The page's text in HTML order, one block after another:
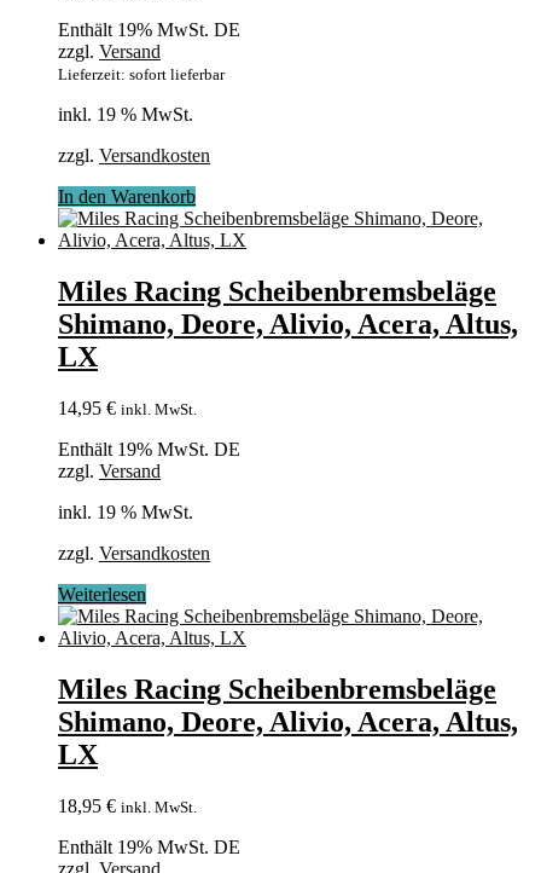
Enthält 19% MwSt. DE
zzgl. Versand
Lieferzeit: sofort lieferbar
inkl. 19 % MwSt.
zzgl. Versandkosten
In den Warenkorb
Miles Racing Scheibenbremsbeläge
Shimano, Deore, Alivio, Acera, Altus,
LX
14,95 € inkl. MwSt.
Enthält 19% MwSt. DE
zzgl. Versand
inkl. 19 % MwSt.
zzgl. Versandkosten
Weiterlesen
Miles Racing Scheibenbremsbeläge
Shimano, Deore, Alivio, Acera, Altus,
LX
18,95 € inkl. MwSt.
Enthält 19% MwSt. DE
zzgl. Versand